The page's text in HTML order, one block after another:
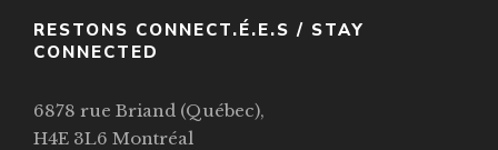
RESTONS CONNECT.É.E.S / STAY
CONNECTED
6878 rue Briand (Québec),
H4E 3L6 Montréal